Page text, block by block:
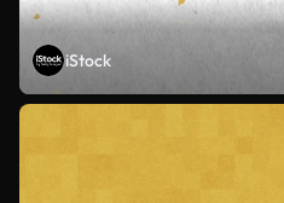
iStock